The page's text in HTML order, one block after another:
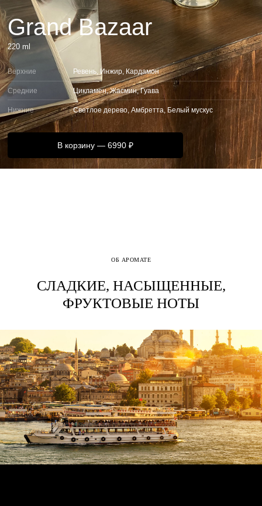
Grand Bazaar
220 ml
Ревень, Инжир, Кардамон
Верхние
Цикламен, Жасмин, Гуава
Светлое дерево, Амбретта, Белый мускус
Средние
Нижние
В корзину — 6990 ₽
ОБ АРОМАТЕ
СЛАДКИЕ, НАСЫЩЕННЫЕ,
ФРУКТОВЫЕ НОТЫ